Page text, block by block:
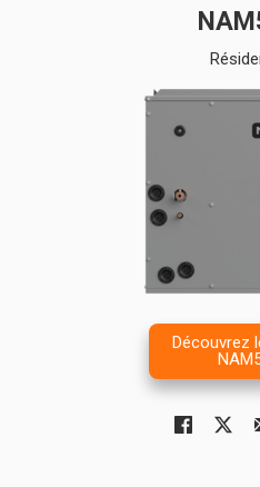
Découvrez